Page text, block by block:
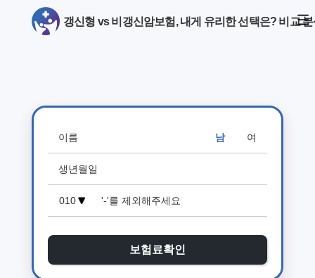
갱신형 vs 비갱신암보험, 내게 유리한 선택은? 비교
남 여
보험료확인